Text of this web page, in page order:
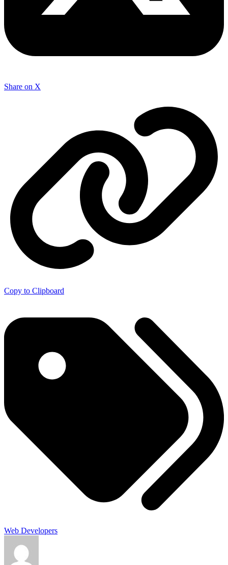
Share on X
Copy to Clipboard
Web Developers